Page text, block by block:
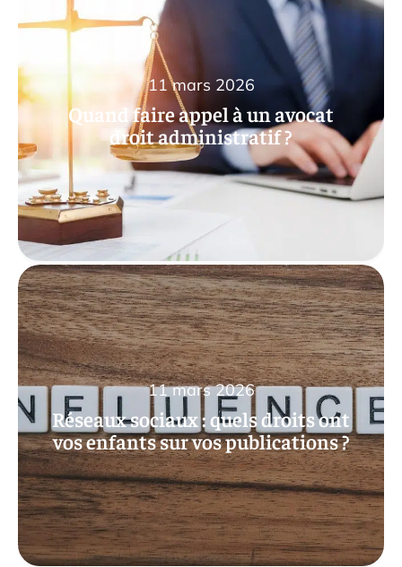
Quand faire appel à un avocat
droit administratif ?
11 mars 2026
Réseaux sociaux : quels droits ont
vos enfants sur vos publications ?
11 mars 2026